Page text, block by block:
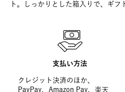
ト。しっかりとした箱入りで、ギフ
支払い方法
クレジット決済のほか、
PayPay、Amazon Pay、楽天